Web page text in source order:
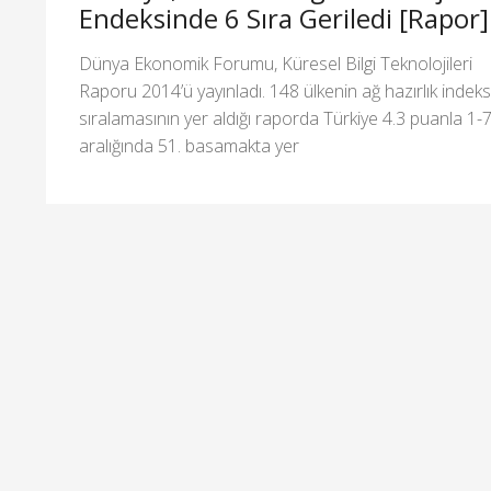
Endeksinde 6 Sıra Geriledi [Rapor]
Dünya Ekonomik Forumu, Küresel Bilgi Teknolojileri
Raporu 2014’ü yayınladı. 148 ülkenin ağ hazırlık
sıralamasının yer aldığı raporda Türkiye 4.3 puanla 1-7
aralığında 51. basamakta yer